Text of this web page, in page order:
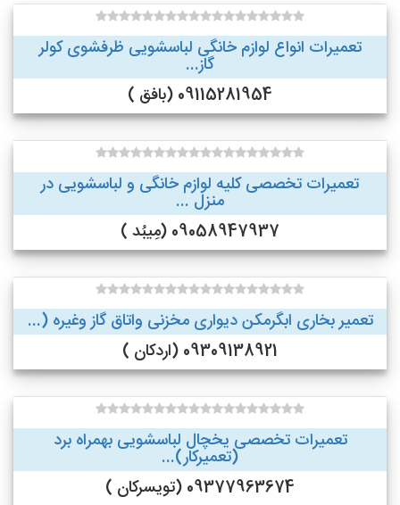
تعمیرات انواع لوازم خانگی لباسشویی ظرفشوی کولر
گاز...
09115281954 (بافق )
تعمیرات تخصصی کلیه لوازم خانگی و لباسشویی در
منزل ...
09058947937 (مِیبُد )
تعمیر بخاری ابگرمکن دیواری مخزنی واتاق گاز وغیره (...
09309138921 (اردکان )
تعمیرات تخصصی یخچال لباسشویی بهمراه برد
(تعمیرکار)...
09377963674 (تویسرکان )